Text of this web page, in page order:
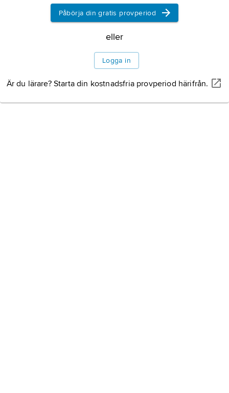
Information om artikeln
Påbörja din gratis provperiod
eller
Logga in
Är du lärare? Starta din kostnadsfria provperiod härifrån.